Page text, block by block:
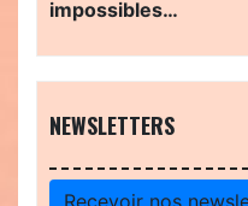
impossibles…
NEWSLETTERS
Recevoir nos